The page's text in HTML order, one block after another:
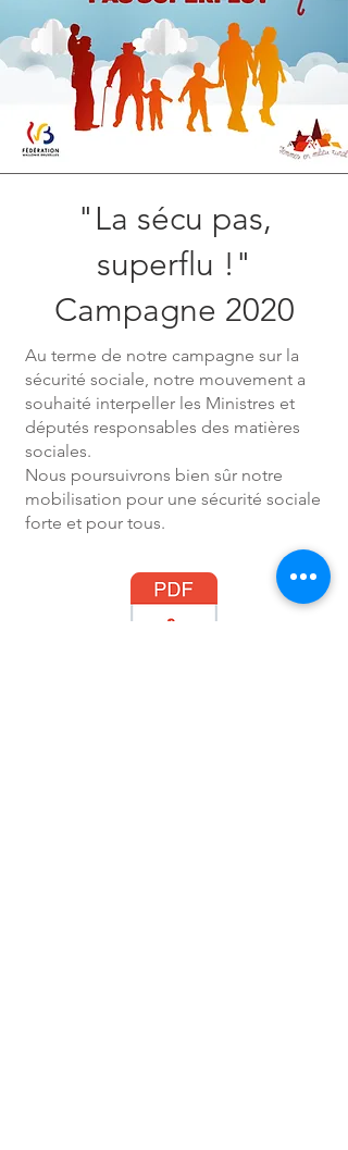
"La sécu pas,
superflu !"
Campagne 2020
Au terme de notre campagne sur la
sécurité sociale, notre mouvement a
souhaité interpeller les Ministres et
députés responsables des matières
sociales.
Nous poursuivrons bien sûr notre
mobilisation pour une sécurité sociale
forte et pour tous.